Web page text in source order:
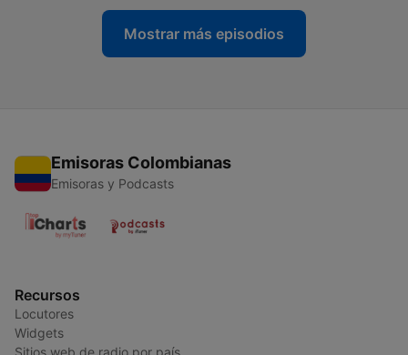
Mostrar más episodios
Emisoras Colombianas
Emisoras y Podcasts
Recursos
Locutores
Widgets